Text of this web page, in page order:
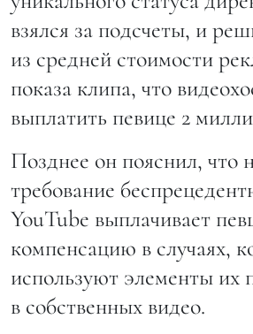
взялся за подсчеты, и
из средней стоимости
показа клипа, что
выплатить певице 2
Позднее он пояснил, что
требование
YouTube выплачивает
компенсацию в случаях,
используют элементы их
в собственных видео.